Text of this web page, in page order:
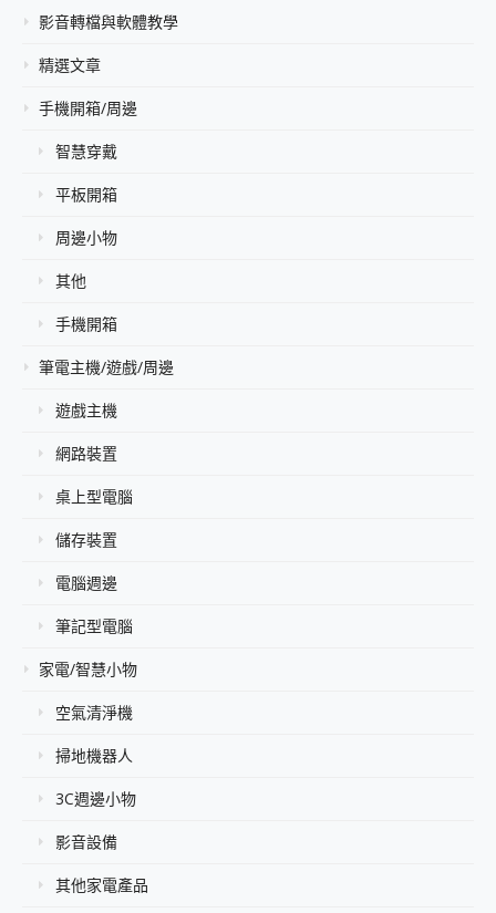
影音轉檔與軟體教學
精選文章
手機開箱/周邊
智慧穿戴
平板開箱
周邊小物
其他
手機開箱
筆電主機/遊戲/周邊
遊戲主機
網路裝置
桌上型電腦
儲存裝置
電腦週邊
筆記型電腦
家電/智慧小物
空氣清淨機
掃地機器人
3C週邊小物
影音設備
其他家電產品